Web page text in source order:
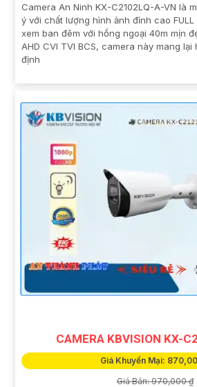
Camera An Ninh KX-C2102LQ-A-VN là
ý với chất lượng hình ảnh đỉnh cao FULL
xem ban đêm với hồng ngoại 40m mịn
AHD CVI TVI BCS, camera này mang
định
CAMERA KBVISION KX-
Giá Khuyến Mại:
Giá Bán: 970,000 ₫